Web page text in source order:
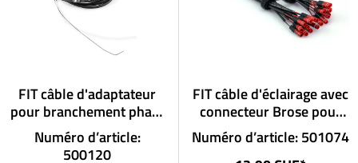
FIT câble d'adaptateur
pour branchement phare
longue portée de speed
node
Numéro d’article:
500120
FIT câble d'éclairage avec
connecteur Brose pour
feu arrière sans
connecteur
Numéro d’article: 501074